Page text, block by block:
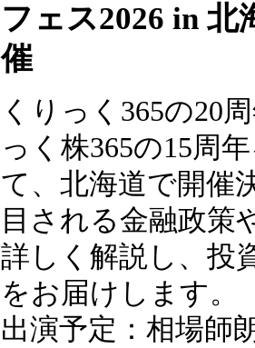
フェス2026 in
催
くりっく365の20
っく株365の15周
て、北海道で開催
目される金融政策
詳しく解説し、投
をお届けします。
出演予定：相場師